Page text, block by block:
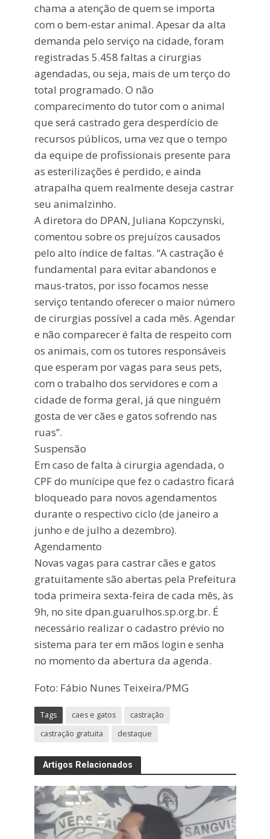
chama a atenção de quem se importa
com o bem-estar animal. Apesar da alta
demanda pelo serviço na cidade, foram
registradas 5.458 faltas a cirurgias
agendadas, ou seja, mais de um terço do
total programado. O não
comparecimento do tutor com o animal
que será castrado gera desperdício de
recursos públicos, uma vez que o tempo
da equipe de profissionais presente para
as esterilizações é perdido, e ainda
atrapalha quem realmente deseja castrar
seu animalzinho.
A diretora do DPAN, Juliana Kopczynski,
comentou sobre os prejuízos causados
pelo alto índice de faltas. “A castração é
fundamental para evitar abandonos e
maus-tratos, por isso focamos nesse
serviço tentando oferecer o maior número
de cirurgias possível a cada mês. Agendar
e não comparecer é falta de respeito com
os animais, com os tutores responsáveis
que esperam por vagas para seus pets,
com o trabalho dos servidores e com a
cidade de forma geral, já que ninguém
gosta de ver cães e gatos sofrendo nas
ruas”.
Suspensão
Em caso de falta à cirurgia agendada, o
CPF do munícipe que fez o cadastro ficará
bloqueado para novos agendamentos
durante o respectivo ciclo (de janeiro a
junho e de julho a dezembro).
Agendamento
Novas vagas para castrar cães e gatos
gratuitamente são abertas pela Prefeitura
toda primeira sexta-feira de cada mês, às
9h, no site dpan.guarulhos.sp.org.br. É
necessário realizar o cadastro prévio no
sistema para ter em mãos login e senha
no momento da abertura da agenda.
Foto: Fábio Nunes Teixeira/PMG
Tags caes e gatos
castração
castração gratuita
destaque
Artigos Relacionados